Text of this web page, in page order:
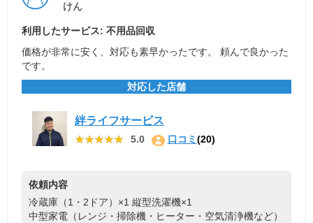
けん
利用したサービス: 不用品回収
価格が非常に安く、対応も素早かったです。 頼んで良かった
です。
対応した店舗
絆ライフサービス
★★★★★
★★★★★ 5.0 口コミ(20)
依頼内容
冷蔵庫（1・2ドア）×1 縦型洗濯機×1
中型家電（レンジ・掃除機・ヒーター・空気清浄機など）